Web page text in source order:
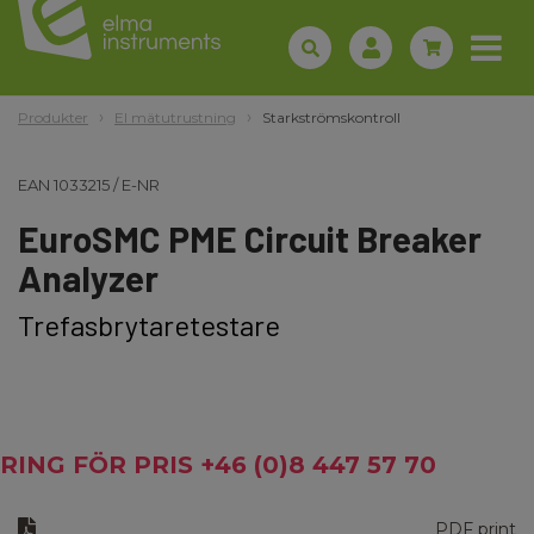
Produkter El mätutrustning Starkströmskontroll
EAN 1033215/E-NR
EuroSMC PME Circuit Breaker
Analyzer
Trefasbrytaretestare
RING FÖR PRIS +46 (0)8 447 57 70
PDF print